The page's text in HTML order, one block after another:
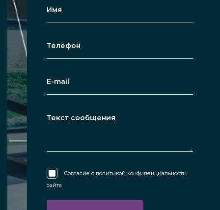
Согласие с политикой конфиденциальности
сайта